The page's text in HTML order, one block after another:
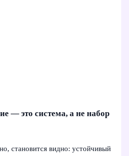
— это система, а не набор
становится видно: устойчивый